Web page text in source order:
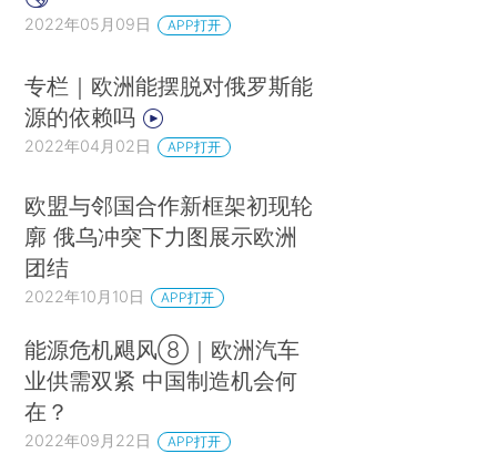
2022年05月09日 APP打开
专栏｜欧洲能摆脱对俄罗斯能
源的依赖吗
2022年04月02日 APP打开
欧盟与邻国合作新框架初现轮
廓 俄乌冲突下力图展示欧洲
团结
2022年10月10日 APP打开
能源危机飓风⑧｜欧洲汽车
业供需双紧 中国制造机会何
在？
2022年09月22日 APP打开